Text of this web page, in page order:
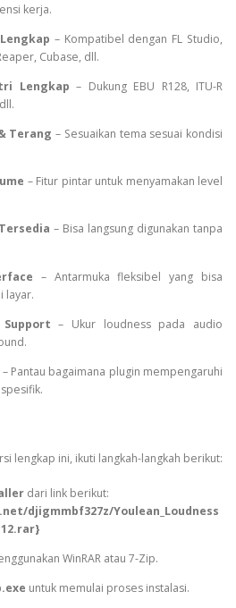
kerja.
– Kompatibel dengan FL Studio,
Cubase, dll.
Lengkap – Dukung EBU R128, ITU-R
Terang – Sesuaikan tema sesuai kondisi
– Fitur pintar untuk menyamakan level
– Bisa langsung digunakan tanpa
– Antarmuka fleksibel yang bisa
layar.
– Ukur loudness pada audio
– Pantau bagaimana plugin mempengaruhi
lengkap ini, ikuti langkah-langkah berikut:
dari link berikut:
djigmmbf327z/Youlean_Loudness
WinRAR atau 7-Zip.
untuk memulai proses instalasi.